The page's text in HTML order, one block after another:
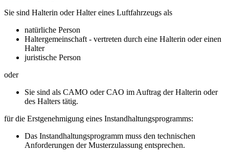
Sie sind Halterin oder Halter eines Luftfahrzeugs als
natürliche Person
Haltergemeinschaft - vertreten durch eine Halterin oder einen
Halter
juristische Person
oder
Sie sind als CAMO oder CAO im Auftrag der Halterin oder
des Halters tätig.
für die Erstgenehmigung eines Instandhaltungsprogramms:
Das Instandhaltungsprogramm muss den technischen
Anforderungen der Musterzulassung entsprechen.